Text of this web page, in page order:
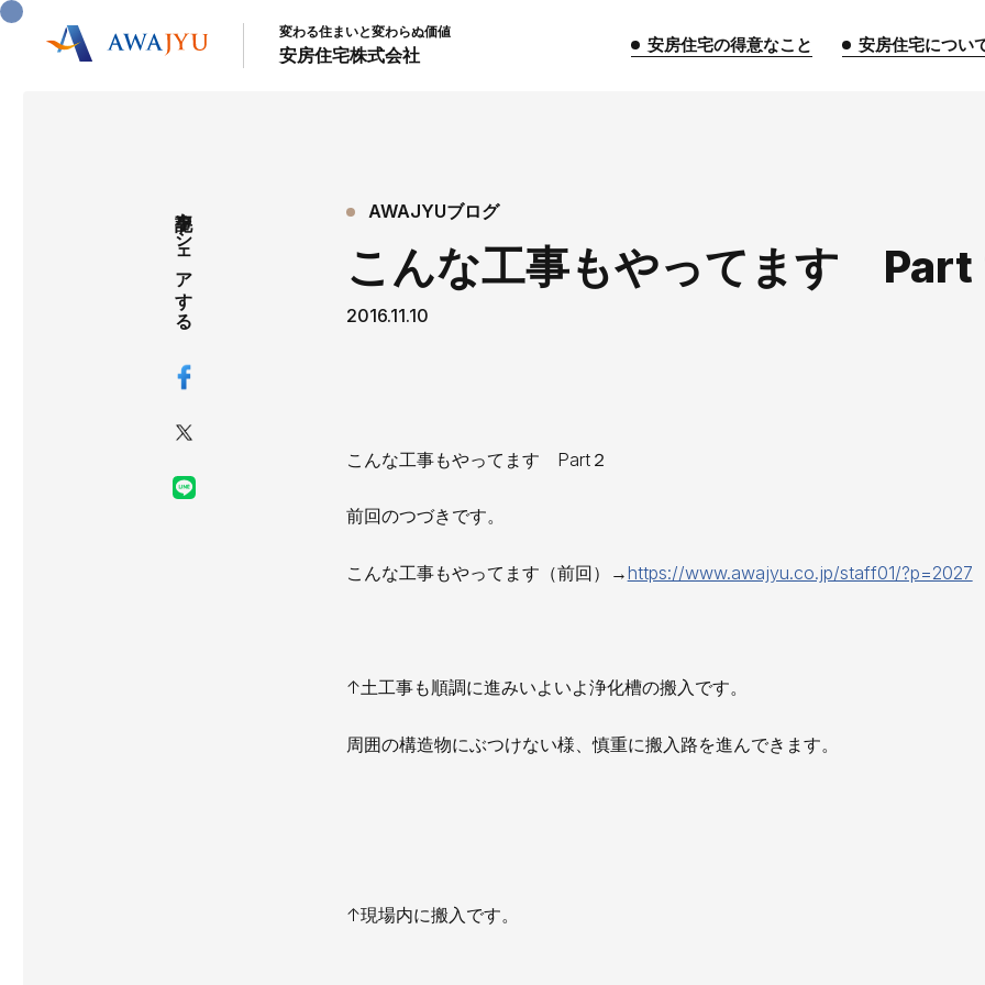
安房住宅の得意なこと
新卒・第二新卒採用
協力会社募集
変わる住まいと変わらぬ価値
安房住宅株式会社 安房住宅の得意なこと 安房住宅につい
記事をシェアする AWAJYUブログ
こんな工事もやってます Part
2016.11.10
こんな工事もやってます Part２
前回のつづきです。
こんな工事もやってます（前回）→https://www.awajyu.co.jp/staff01/?p=2027
↑土工事も順調に進みいよいよ浄化槽の搬入です。
周囲の構造物にぶつけない様、慎重に搬入路を進んできます。
↑現場内に搬入です。